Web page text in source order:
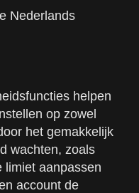
Nederlands
helpen
op zowel
het gemakkelijk
wachten, zoals
limiet aanpassen
account de